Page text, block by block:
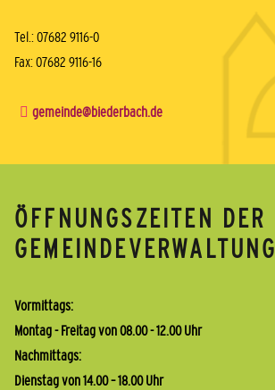
Tel.: 07682 9116-0
Fax: 07682 9116-16
gemeinde@biederbach.de
ÖFFNUNGSZEITEN DER
GEMEINDEVERWALTUNG
Vormittags:
Montag - Freitag von 08.00 - 12.00 Uhr
Nachmittags:
Dienstag von 14.00 – 18.00 Uhr